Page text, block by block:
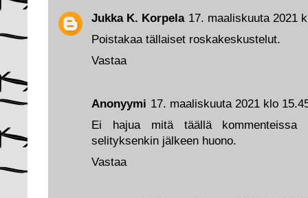
Anonyymi 17. maaliskuuta 2021 klo
Ei hajua mitä täällä
selityksenkin jälkeen huono.
Vastaa
Jukka K. Korpela 17. maaliskuuta 2021
Poistakaa tällaiset roskakeskustelut.
Vastaa